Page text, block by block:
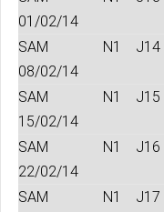
01/02/14
SAM
08/02/14
N1 J14
SAM
15/02/14
N1 J15
SAM
22/02/14
N1 J16
SAM
N1 J17